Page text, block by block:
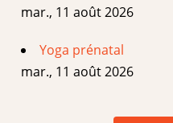
mar., 11 août 2026
Yoga prénatal
mar., 11 août 2026